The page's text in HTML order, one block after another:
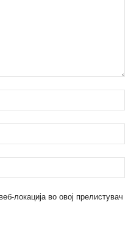
локација во овој прелистувач